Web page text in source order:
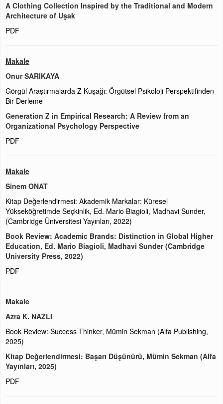
A Clothing Collection Inspired by the Traditional and Modern
Architecture of Uşak
PDF
Makale
Onur SARIKAYA
Görgül Araştırmalarda Z Kuşağı: Örgütsel Psikoloji Perspektifinden
Bir Derleme
Generation Z in Empirical Research: A Review from an
Organizational Psychology Perspective
PDF
Makale
Sinem ONAT
Kitap Değerlendirmesi: Akademik Markalar: Küresel
Yükseköğretimde Seçkinlik, Ed. Mario Biagioli, Madhavi Sunder,
(Cambridge Üniversitesi Yayınları, 2022)
Book Review: Academic Brands: Distinction in Global Higher
Education, Ed. Mario Biagioli, Madhavi Sunder (Cambridge
University Press, 2022)
PDF
Makale
Azra K. NAZLI
Book Review: Success Thinker, Mümin Sekman (Alfa Publishing,
2025)
Kitap Değerlendirmesi: Başarı Düşünürü, Mümin Sekman (Alfa
Yayınları, 2025)
PDF